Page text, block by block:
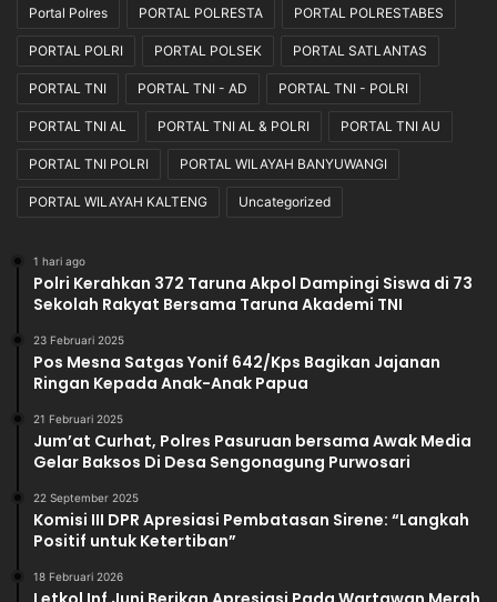
Portal Polres PORTAL POLRESTA PORTAL POLRESTABES
PORTAL POLRI PORTAL POLSEK PORTAL SATLANTAS
PORTAL TNI PORTAL TNI - AD PORTAL TNI - POLRI
PORTAL TNI AL PORTAL TNI AL & POLRI PORTAL TNI AU
PORTAL TNI POLRI PORTAL WILAYAH BANYUWANGI
PORTAL WILAYAH KALTENG Uncategorized
1 hari ago
Polri Kerahkan 372 Taruna Akpol Dampingi Siswa di 73
Sekolah Rakyat Bersama Taruna Akademi TNI
23 Februari 2025
Pos Mesna Satgas Yonif 642/Kps Bagikan Jajanan
Ringan Kepada Anak-Anak Papua
21 Februari 2025
Jum’at Curhat, Polres Pasuruan bersama Awak Media
Gelar Baksos Di Desa Sengonagung Purwosari
22 September 2025
Komisi III DPR Apresiasi Pembatasan Sirene: “Langkah
Positif untuk Ketertiban”
18 Februari 2026